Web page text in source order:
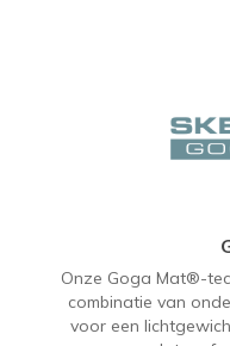
Onze Goga Mat®-
combinatie van
voor een